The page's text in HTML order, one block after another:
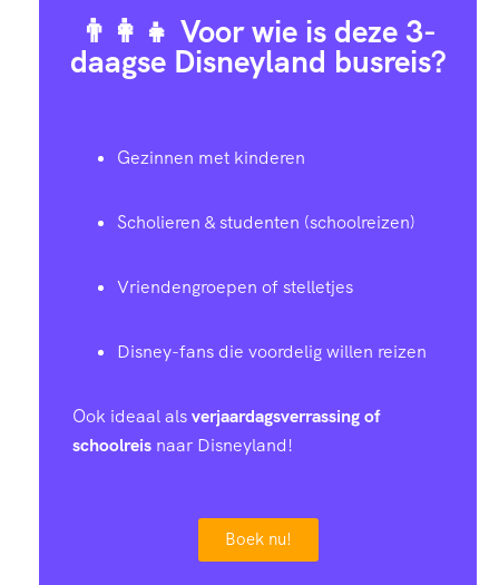
👨‍👩‍👧 Voor wie is deze 3-
daagse Disneyland busreis?
Gezinnen met kinderen
Scholieren & studenten (schoolreizen)
Vriendengroepen of stelletjes
Disney-fans die voordelig willen reizen
Ook ideaal alsverjaardagsverrassing of
schoolreis naar Disneyland!
Boek nu!